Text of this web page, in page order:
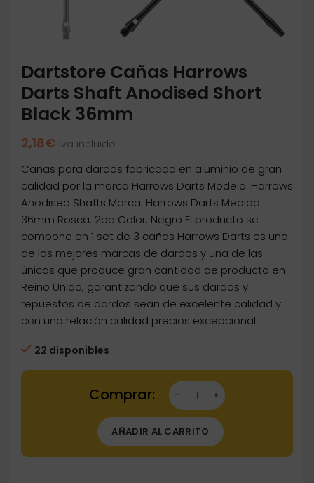
Dartstore Cañas Harrows
Darts Shaft Anodised Short
Black 36mm
2,18€ Iva incluido
Cañas para dardos fabricada en aluminio de gran
calidad por la marca Harrows Darts Modelo: Harrows
Anodised Shafts Marca: Harrows Darts Medida:
36mm Rosca: 2ba Color: Negro El producto se
compone en 1 set de 3 cañas Harrows Darts es una
de las mejores marcas de dardos y una de las
únicas que produce gran cantidad de producto en
Reino Unido, garantizando que sus dardos y
repuestos de dardos sean de excelente calidad y
con una relación calidad precios excepcional.
22 disponibles
Dartstore Cañas Harrows Darts Shaft
AÑADIR AL CARRITO